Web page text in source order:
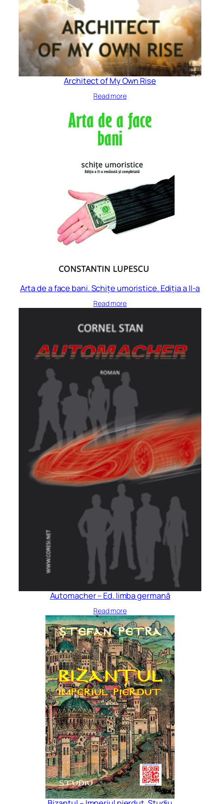
Architect of My Own Rise
Read more
Arta de a face bani. Schițe umoristice. Ediția a II-a
Read more
Automacher – Ed. limba germană
Read more